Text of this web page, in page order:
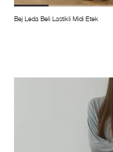
Bej Leda Beli Lastikli Midi Etek